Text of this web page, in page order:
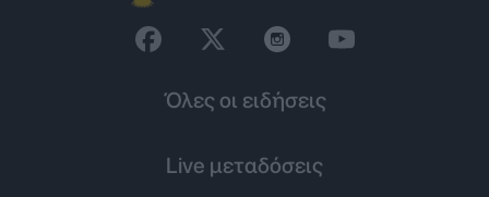
Όλες οι ειδήσεις
Live μεταδόσεις